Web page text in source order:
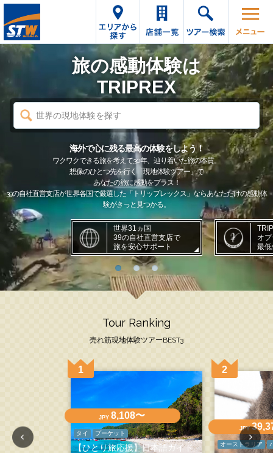
世界の現地体験を探す
旅の感動体験は
TRIPREX
海外で心に残る最高の体験をしよう！
ワクワクできる旅を考えて30年、辿り着いた旅の本質。
想像のひとつ先を行く「現地体験ツアー」で
あなたの旅に感動をプラス！
39の自社直営支店が世界各国で厳選した「トリップレックス」ならあなただけの感動体
験がきっと見つかる。
世界31ヵ国
39の自社直営支店で
旅を安心サポート
オ
最
Tour Ranking
売れ筋現地体験ツアーBEST3
JPY 8,108〜
タイ プーケット
【ひとり旅応援】日本語ガイド
JPY
オーストラリア